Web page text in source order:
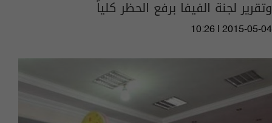
وتقرير لجنة الفيفا برفع الحظر كلياً
10:26 | 2015-05-04